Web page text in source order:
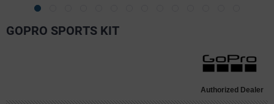
GOPRO SPORTS KIT
Authorized Dealer